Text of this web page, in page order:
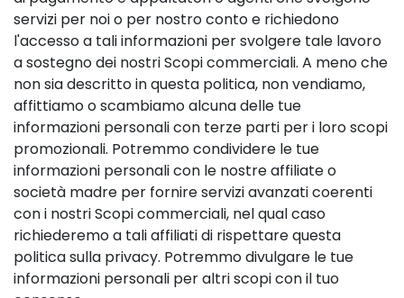
servizi per noi o per nostro conto e richiedono
l'accesso a tali informazioni per svolgere tale lavoro
a sostegno dei nostri Scopi commerciali. A meno che
non sia descritto in questa politica, non vendiamo,
affittiamo o scambiamo alcuna delle tue
informazioni personali con terze parti per i loro scopi
promozionali. Potremmo condividere le tue
informazioni personali con le nostre affiliate o
società madre per fornire servizi avanzati coerenti
con i nostri Scopi commerciali, nel qual caso
richiederemo a tali affiliati di rispettare questa
politica sulla privacy. Potremmo divulgare le tue
informazioni personali per altri scopi con il tuo